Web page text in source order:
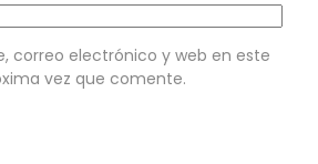
correo electrónico y web en este
vez que comente.